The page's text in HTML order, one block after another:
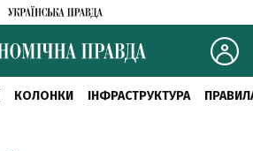
КОЛОНКИ ІНФРАСТРУКТУРА